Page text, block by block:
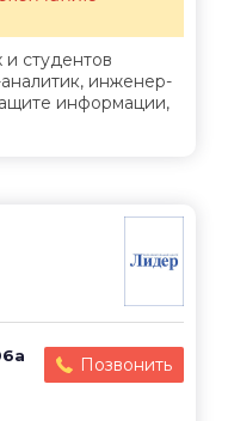
и студентов
инженер-
информации,
Позвонить